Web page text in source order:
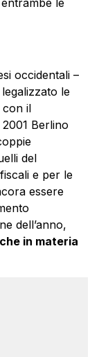
occidentali –
le
con il
Berlino
del
e per le
essere
dell’anno,
in materia